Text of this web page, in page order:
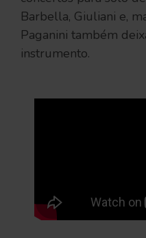
Barbella, Giuliani e,
Paganini também
instrumento.